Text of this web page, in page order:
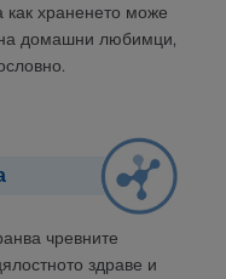
храненето може
домашни любимци,
чревните
здраве и